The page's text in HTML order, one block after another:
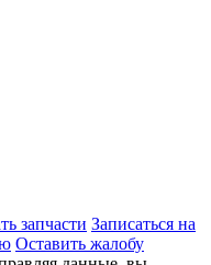
запчасти Записаться на
Оставить жалобу